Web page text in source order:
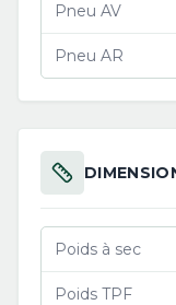
Pneu AV
Pneu AR
Poids à sec
Poids TPF